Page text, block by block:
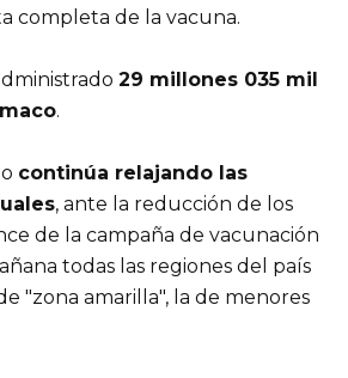
completa de la vacuna.
29 millones 035 mil
.
continúa relajando las
, ante la reducción de los
de la campaña de vacunación
todas las regiones del país
"zona amarilla", la de menores